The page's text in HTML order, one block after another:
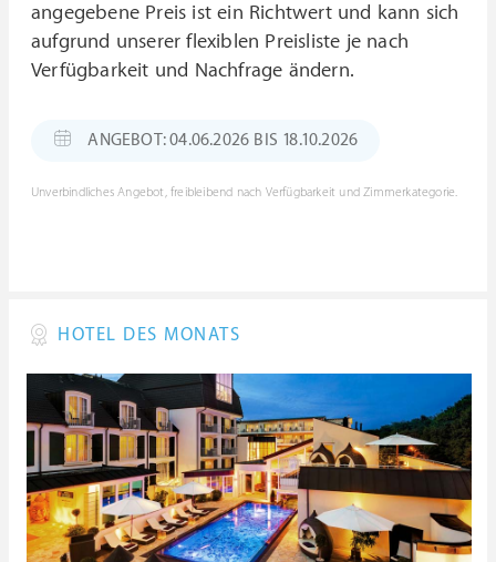
angegebene Preis ist ein Richtwert und kann sich
aufgrund unserer flexiblen Preisliste je nach
Verfügbarkeit und Nachfrage ändern.
ANGEBOT: 04.06.2026 BIS 18.10.2026
Unverbindliches Angebot, freibleibend nach Verfügbarkeit und Zimmerkategorie.
HOTEL DES MONATS